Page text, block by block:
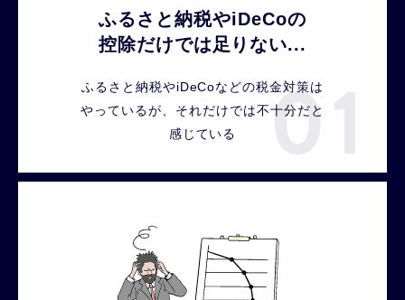
ふるさと納税やiDeCoの
控除だけでは足りない...
ふるさと納税やiDeCoなどの税金対策は
やっているが、それだけでは不十分だと
感じている